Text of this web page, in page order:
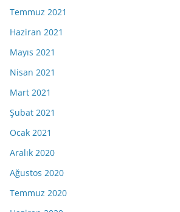
Temmuz 2021
Haziran 2021
Mayıs 2021
Nisan 2021
Mart 2021
Şubat 2021
Ocak 2021
Aralık 2020
Ağustos 2020
Temmuz 2020